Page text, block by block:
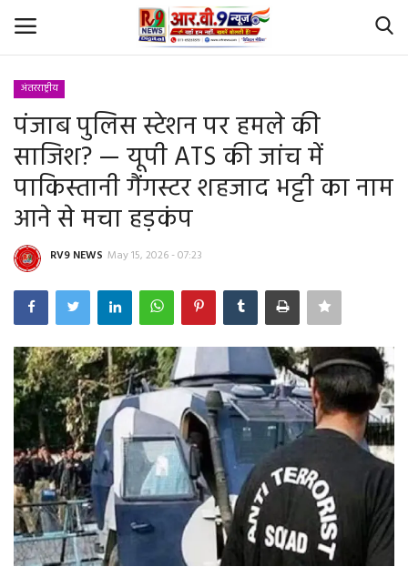
Login
Home
Id Card Verification
About Us
Contact
YouTube
राष्‍ट्रीय
वीडियो
गैलरी
अंतरराष्ट्रीय
अंतरराष्ट्रीय
पंजाब पुलिस स्टेशन पर हमले की
साजिश? — यूपी ATS की जांच में
पाकिस्तानी गैंगस्टर शहजाद भट्टी का नाम
आने से मचा हड़कंप
RV9 NEWS May 15, 2026 - 07:23